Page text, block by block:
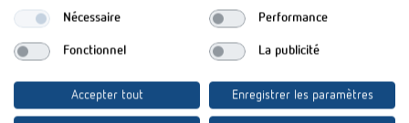
Téléchargements
Notice d'utilisation PDF DM 2 T (1,6 MB)
Nécessaire Performance
Fonctionnel La publicité
Accepter tout Enregistrer les paramètres